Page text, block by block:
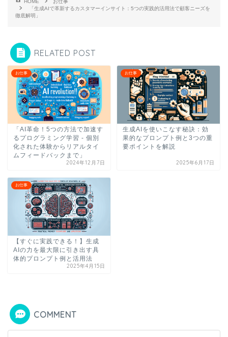
HOME
お仕事
「生成AIで革新するカスタマーインサイト：5つの実践的活用法で顧客ニーズを
徹底解明」
RELATED POST
お仕事
「AI革命！5つの方法で加速す
るプログラミング学習 - 個別
化された体験からリアルタイ
ムフィードバックまで」
2024年12月7日
お仕事
生成AIを使いこなす秘訣：効
果的なプロンプト例と3つの重
要ポイントを解説
2025年6月17日
お仕事
【すぐに実践できる！】生成
AIの力を最大限に引き出す具
体的プロンプト例と活用法
2025年4月15日
COMMENT